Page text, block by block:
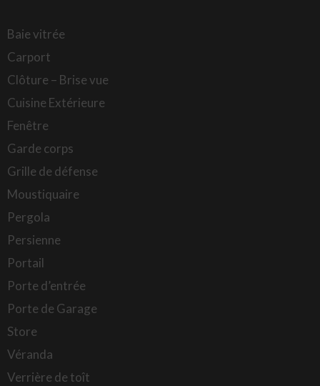
Baie vitrée
Carport
Clôture – Brise vue
Cuisine Extérieure
Fenêtre
Garde corps
Grille de défense
Moustiquaire
Pergola
Persienne
Portail
Porte d’entrée
Porte de Garage
Store
Véranda
Verrière de toît